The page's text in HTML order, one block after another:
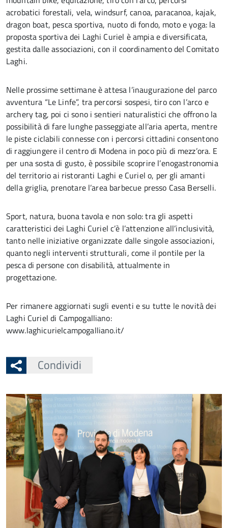
acrobatici forestali, vela, windsurf, canoa, paracanoa, kajak,
dragon boat, pesca sportiva, nuoto di fondo, moto e yoga: la
proposta sportiva dei Laghi Curiel è ampia e diversificata,
gestita dalle associazioni, con il coordinamento del Comitato
Laghi.
Nelle prossime settimane è attesa l’inaugurazione del parco
avventura “Le Linfe”, tra percorsi sospesi, tiro con l’arco e
archery tag, poi ci sono i sentieri naturalistici che offrono la
possibilità di fare lunghe passeggiate all’aria aperta, mentre
le piste ciclabili connesse con i percorsi cittadini consentono
di raggiungere il centro di Modena in poco più di mezz’ora. E
per una sosta di gusto, è possibile scoprire l’enogastronomia
del territorio ai ristoranti Laghi e Curiel o, per gli amanti
della griglia, prenotare l’area barbecue presso Casa Berselli.
Sport, natura, buona tavola e non solo: tra gli aspetti
caratteristici dei Laghi Curiel c’è l’attenzione all’inclusività,
tanto nelle iniziative organizzate dalle singole associazioni,
quanto negli interventi strutturali, come il pontile per la
pesca di persone con disabilità, attualmente in
progettazione.
Per rimanere aggiornati sugli eventi e su tutte le novità dei
Laghi Curiel di Campogalliano:
www.laghicurielcampogalliano.it/
Condividi